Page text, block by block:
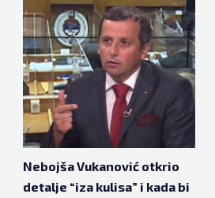
Nebojša Vukanović otkrio
detalje “iza kulisa” i kada bi